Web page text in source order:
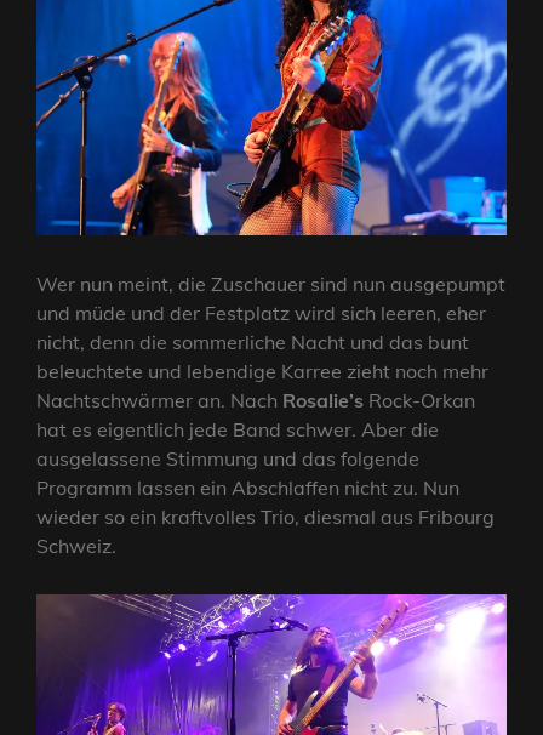
Wer nun meint, die Zuschauer sind nun ausgepumpt
und müde und der Festplatz wird sich leeren, eher
nicht, denn die sommerliche Nacht und das bunt
beleuchtete und lebendige Karree zieht noch mehr
Nachtschwärmer an. Nach Rosalie’s Rock-Orkan
hat es eigentlich jede Band schwer. Aber die
ausgelassene Stimmung und das folgende
Programm lassen ein Abschlaffen nicht zu. Nun
wieder so ein kraftvolles Trio, diesmal aus Fribourg
Schweiz.